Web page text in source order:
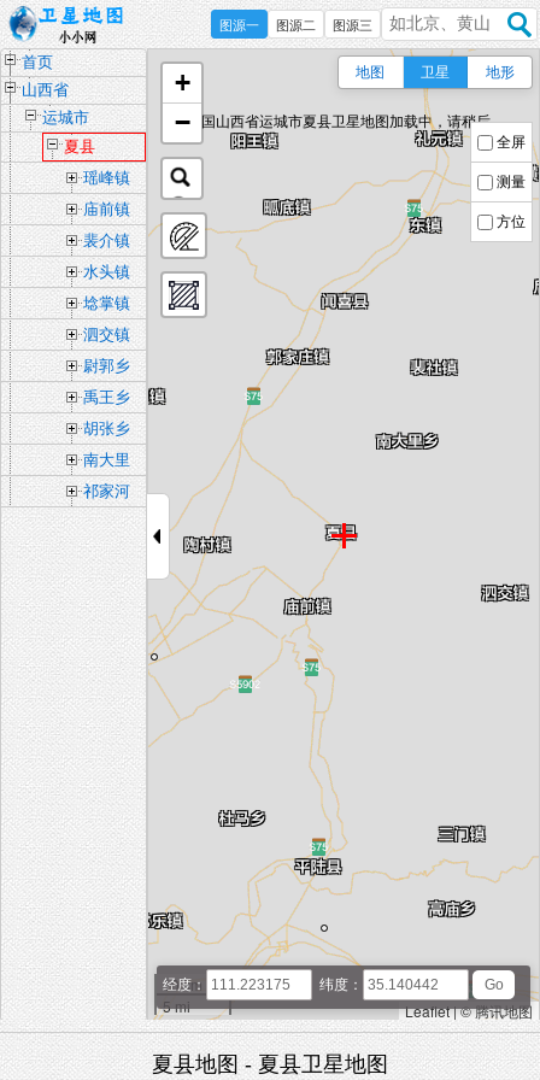
图源一 图源二 图源三
首页
山西省
运城市
夏县
瑶峰镇
庙前镇
裴介镇
水头镇
埝掌镇
泗交镇
尉郭乡
禹王乡
胡张乡
南大里
乡
祁家河
乡
中国山西省运城市夏县卫星地图加载中，请稍后...
+
−
10 km
5 mi
Leaflet|© 腾讯地图
全屏
测量
方位
经度： 纬度：
地图 卫星 地形
夏县地图 - 夏县卫星地图